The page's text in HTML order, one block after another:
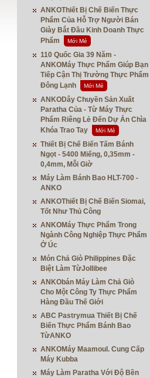
ANKOThiết Bị Chế Biến Thực
Phẩm Của Hỗ Trợ Người Bán
Giày Bắt Đầu Kinh Doanh Thực
Phẩm
Mới Mẻ
110 Quốc Gia 39 Năm -
ANKOMáy Thực Phẩm Giúp Bạn
Tiếp Cận Thị Trường Thực Phẩm
Đông Lạnh
Mới Mẻ
ANKODây Chuyền Sản Xuất
Paratha Của - Từ Máy Thực
Phẩm Riêng Lẻ Đến Dự Án Chìa
Khóa Trao Tay
Mới Mẻ
Thiết Bị Chế Biến Tấm Bánh
Ngọt - 5400 Miếng, 0,35mm -
0,4mm, Mỗi Giờ
Máy Làm Bánh Bao HLT-700 -
ANKO
ANKOThiết Bị Chế Biến Siomai,
Tốt Như Thủ Công
ANKOMáy Thực Phẩm Trong
Ngành Công Nghiệp Thực Phẩm
Ở Úc
Món Chả Giò Philippines Đặc
Biệt Làm TừJollibee
ANKObán Máy Làm Chả Giò
Cho Một Công Ty Thực Phẩm
Hàng Đầu Thế Giới
ABC Pastrymua Thiết Bị Chế
Biến Thực Phẩm Bánh Bao
TừANKO
ANKOMáy Maamoul. Cung Cấp
Máy Kubba
Máy Làm Paratha Với Độ Bền